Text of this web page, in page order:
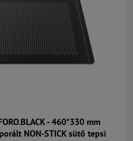
- 460*330 mm
NON-STICK sütő tepsi
Kosárba